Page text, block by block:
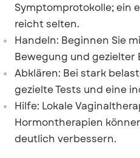
Symptomprotokolle; ein
reicht selten.
Handeln: Beginnen Sie
Bewegung und gezielter
Abklären: Bei stark
gezielte Tests und eine
Hilfe: Lokale
Hormontherapien
deutlich verbessern.